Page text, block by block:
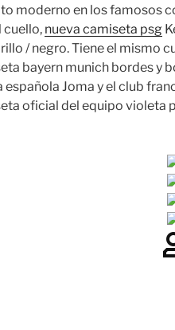
moderno en los famosos
cuello, nueva camiseta psg
/ negro. Tiene el mismo
bayern munich bordes y
española Joma y el club
oficial del equipo violeta